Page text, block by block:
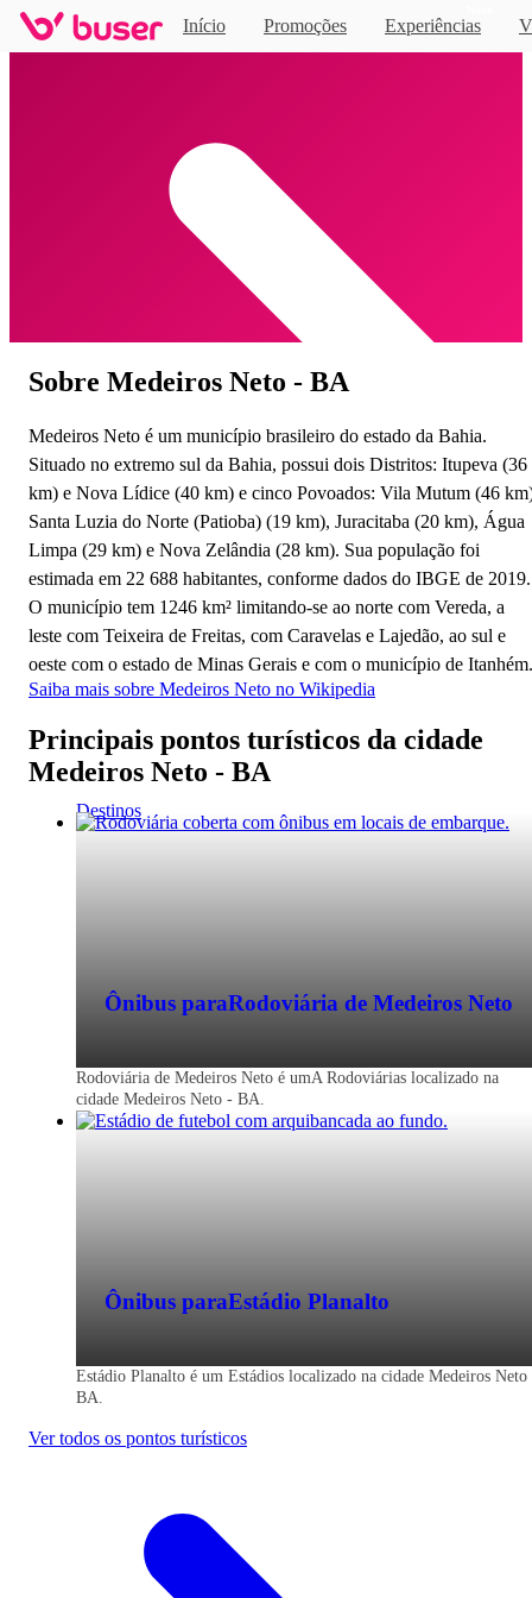
Início Promoções Experiências
Home
Destinos
Medeiros Neto - BA
Sobre Medeiros Neto - BA
Medeiros Neto é um município brasileiro do estado da Bahia.
Situado no extremo sul da Bahia, possui dois Distritos: Itupeva (36
km) e Nova Lídice (40 km) e cinco Povoados: Vila Mutum (46
Santa Luzia do Norte (Patioba) (19 km), Juracitaba (20 km), Água
Limpa (29 km) e Nova Zelândia (28 km). Sua população foi
estimada em 22 688 habitantes, conforme dados do IBGE de 2019.
O município tem 1246 km² limitando-se ao norte com Vereda, a
leste com Teixeira de Freitas, com Caravelas e Lajedão, ao sul e
oeste com o estado de Minas Gerais e com o município de Itanhém.
Saiba mais sobre Medeiros Neto no Wikipedia
Principais pontos turísticos da cidade
Medeiros Neto - BA
Ônibus paraRodoviária de Medeiros Neto
Rodoviária de Medeiros Neto é umA Rodoviárias localizado na
cidade Medeiros Neto - BA.
Ônibus paraEstádio Planalto
Estádio Planalto é um Estádios localizado na cidade Medeiros Neto
BA.
Ver todos os pontos turísticos